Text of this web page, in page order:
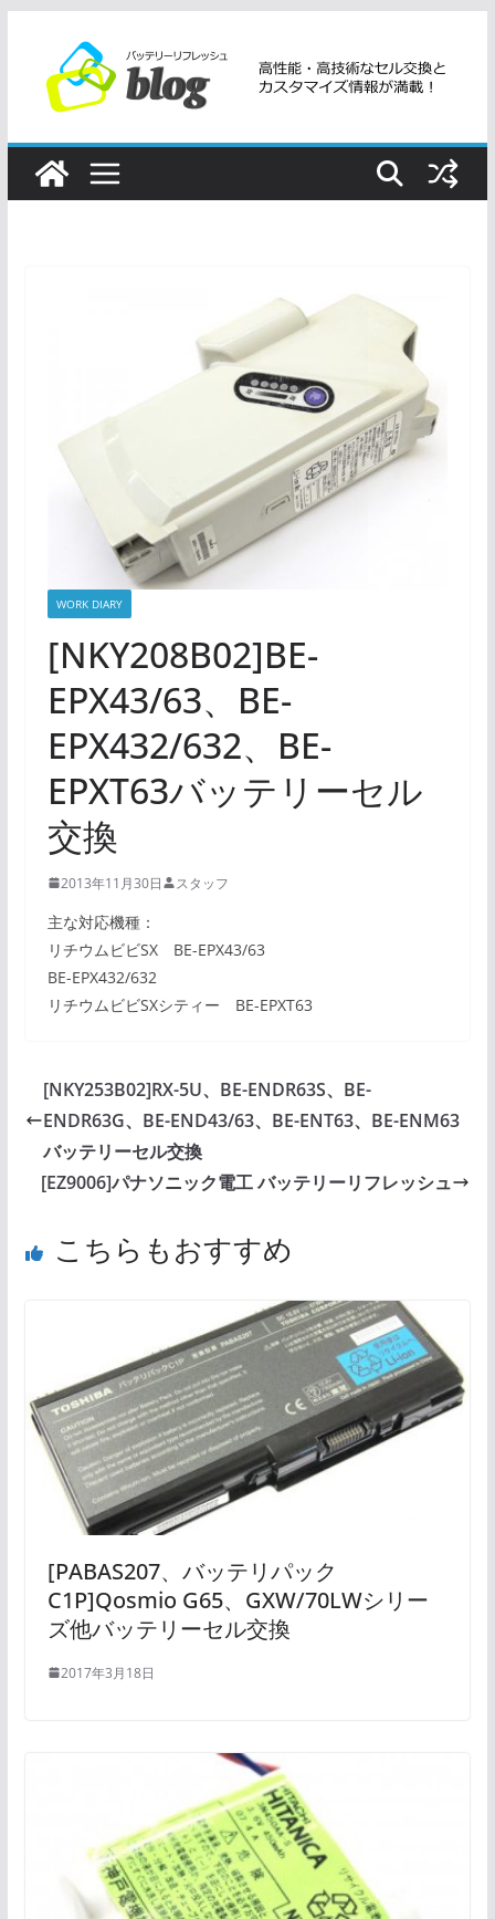
ツ
WORK DIARY
[NKY208B02]BE-
EPX43/63、BE-
EPX432/632、BE-
EPXT63バッテリーセル
交換
2013年11月30日 スタッフ
主な対応機種：
リチウムビビSX BE-EPX43/63
BE-EPX432/632
リチウムビビSXシティー BE-EPXT63
[NKY253B02]RX-5U、BE-ENDR63S、BE-
ENDR63G、BE-END43/63、BE-ENT63、BE-ENM63
バッテリーセル交換
[EZ9006]パナソニック電工 バッテリーリフレッシュ
こちらもおすすめ
[PABAS207、バッテリパック
C1P]Qosmio G65、GXW/70LWシリー
ズ他バッテリーセル交換
2017年3月18日